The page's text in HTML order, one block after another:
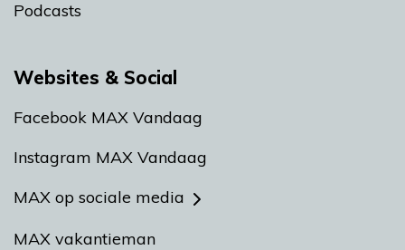
Podcasts
Websites & Social
Facebook MAX Vandaag
Instagram MAX Vandaag
MAX op sociale media
MAX vakantieman